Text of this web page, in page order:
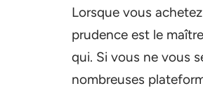
Lorsque vous
prudence est le
qui. Si vous ne vous
nombreuses